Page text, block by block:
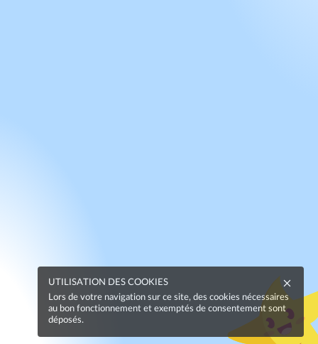
UTILISATION DES COOKIES
Lors de votre navigation sur ce site, des cookies nécessaires
au bon fonctionnement et exemptés de consentement sont
déposés.